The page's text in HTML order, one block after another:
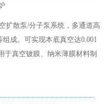
扩散泵/分子泵系统，多通道高
成。可实现本底真空达0.001
于真空镀膜、纳米薄膜材料制